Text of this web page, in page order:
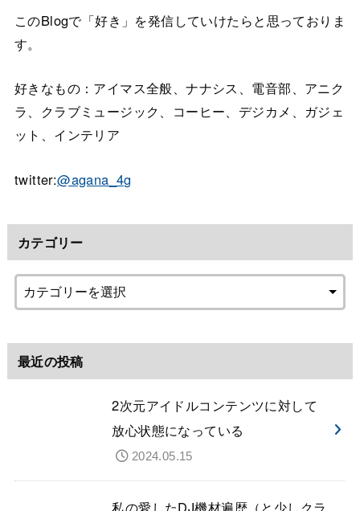
このBlogで「好き」を発信していけたらと思っておりま
す。
好きなもの：アイマス全般、ナナシス、電音部、アニク
ラ、クラブミュージック、コーヒー、デジカメ、ガジェ
ット、インテリア
twitter:@agana_4g
カテゴリー
最近の投稿
2次元アイドルコンテンツに対して
放心状態になっている
2024.05.15
私の愛したDJ機材遍歴（と少しクラ